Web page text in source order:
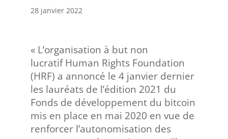
28 janvier 2022
« L’organisation à but non
lucratif Human Rights Foundation
(HRF) a annoncé le 4 janvier dernier
les lauréats de l’édition 2021 du
Fonds de développement du bitcoin
mis en place en mai 2020 en vue de
renforcer l’autonomisation des